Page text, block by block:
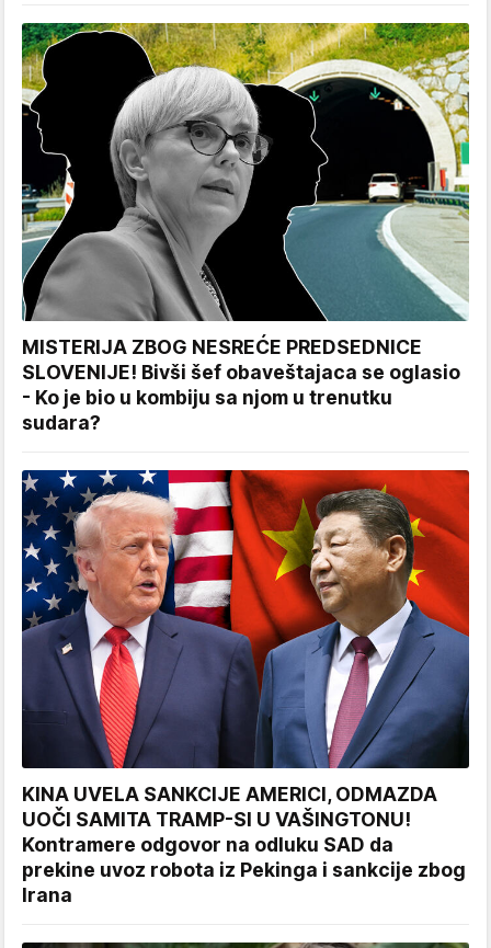
MISTERIJA ZBOG NESREĆE PREDSEDNICE
SLOVENIJE! Bivši šef obaveštajaca se oglasio
- Ko je bio u kombiju sa njom u trenutku
sudara?
KINA UVELA SANKCIJE AMERICI, ODMAZDA
UOČI SAMITA TRAMP-SI U VAŠINGTONU!
Kontramere odgovor na odluku SAD da
prekine uvoz robota iz Pekinga i sankcije zbog
Irana